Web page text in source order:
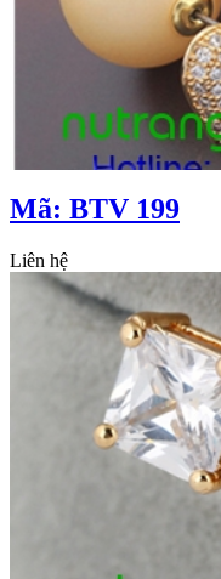
Mã: BTV 199
Liên hệ